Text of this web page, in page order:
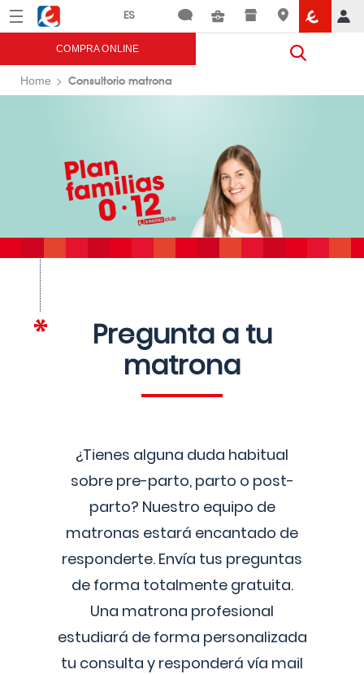
Menú Eroski
COMPRA ONLINE
Home Consultorio matrona
Pregunta a tu
matrona
¿Tienes alguna duda habitual
sobre pre-parto, parto o post-
parto? Nuestro equipo de
matronas estará encantado de
responderte. Envía tus preguntas
de forma totalmente gratuita.
Una matrona profesional
estudiará de forma personalizada
tu consulta y responderá vía mail